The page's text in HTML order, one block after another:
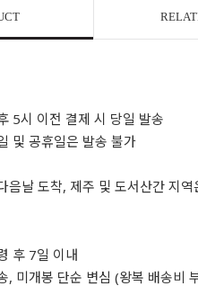
5시 이전 결제 시 당일 발송
및 공휴일은 발송 불가
음날 도착, 제주 및 도서산간 지
후 7일 이내
, 미개봉 단순 변심 (왕복 배송비